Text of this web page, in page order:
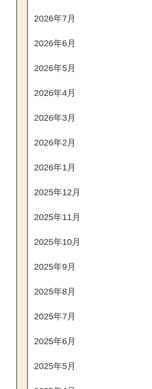
2026年7月
2026年6月
2026年5月
2026年4月
2026年3月
2026年2月
2026年1月
2025年12月
2025年11月
2025年10月
2025年9月
2025年8月
2025年7月
2025年6月
2025年5月